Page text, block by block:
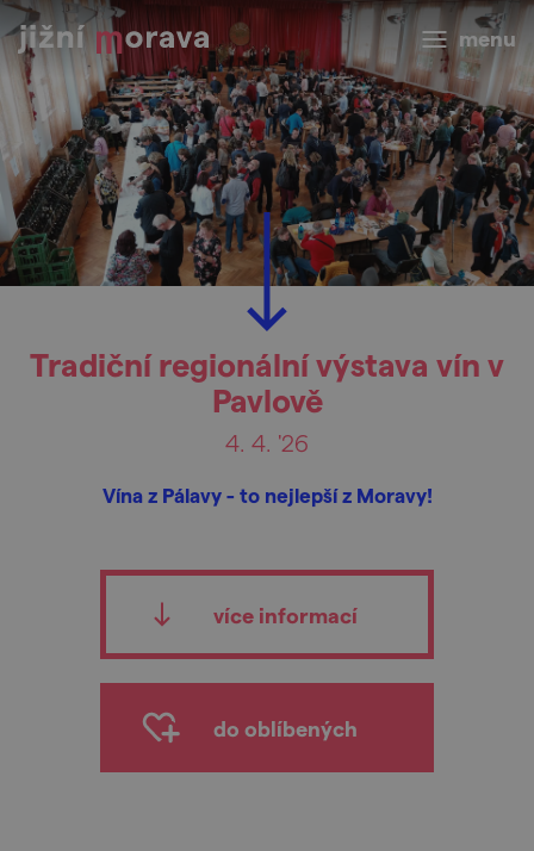
menu
Tradiční regionální výstava vín v
Pavlově
4. 4. '26
Vína z Pálavy - to nejlepší z Moravy!
více informací
do oblíbených